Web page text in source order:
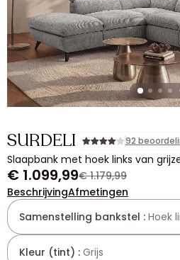
SURDELI 92
Slaapbank met hoek links van
€ 1.099,99€ 1.179,99
BeschrijvingAfmetingen
Samenstelling bankstel : Hoek
Kleur (tint) : Grijs